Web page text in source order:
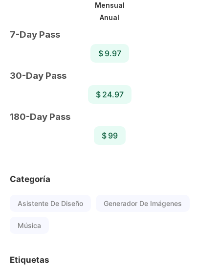
Mensual
Anual
7-Day Pass
$ 9.97
30-Day Pass
$ 24.97
180-Day Pass
$ 99
Categoría
Asistente De Diseño Generador De Imágenes
Música
Etiquetas